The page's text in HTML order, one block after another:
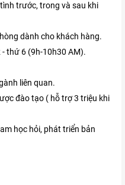
trước, trong và sau khi
dành cho khách hàng.
- thứ 6 (9h-10h30 AM).
liên quan.
đào tạo ( hỗ trợ 3 triệu khi
học hỏi, phát triển bản